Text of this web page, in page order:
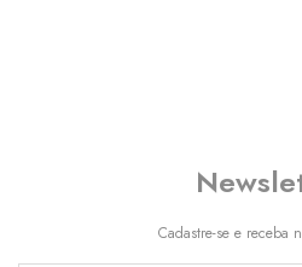
Cadastre-se e receba